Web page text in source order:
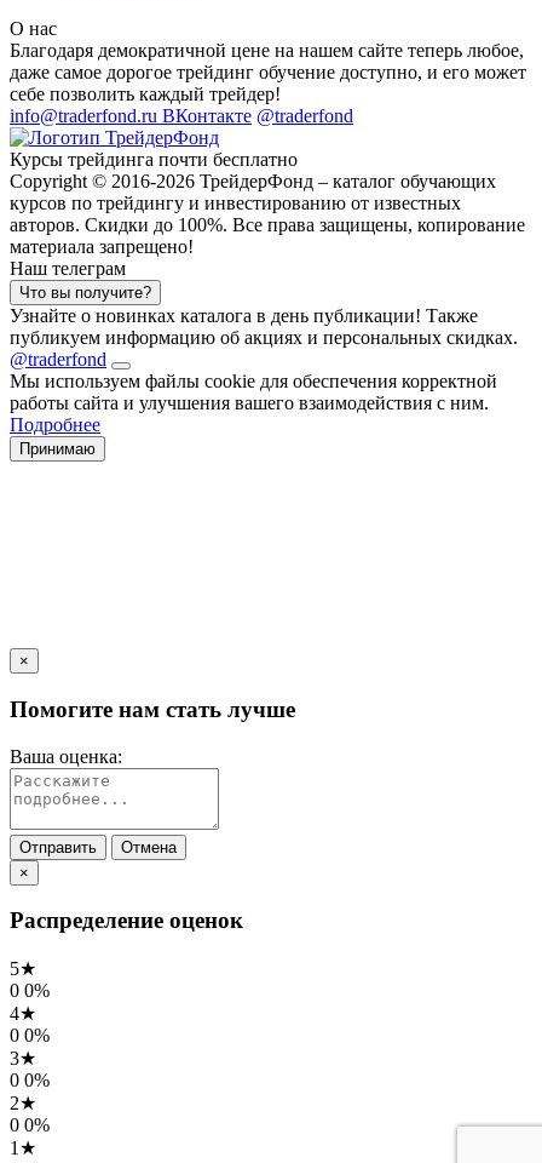
О нас
Благодаря демократичной цене на нашем сайте теперь любое,
даже самое дорогое трейдинг обучение доступно, и его может
себе позволить каждый трейдер!
info@traderfond.ru ВКонтакте @traderfond
Курсы трейдинга почти бесплатно
Copyright © 2016-2026 ТрейдерФонд – каталог обучающих
курсов по трейдингу и инвестированию от известных
авторов. Скидки до 100%. Все права защищены, копирование
материала запрещено!
Наш телеграм
Что вы получите?
Узнайте о новинках каталога в день публикации! Также
публикуем информацию об акциях и персональных скидках.
@traderfond
Мы используем файлы cookie для обеспечения корректной
работы сайта и улучшения вашего взаимодействия с ним.
Подробнее
Принимаю
×
Помогите нам стать лучше
Ваша оценка:
Отправить
Отмена
×
Распределение оценок
5★
0 0%
4★
0 0%
3★
0 0%
2★
0 0%
1★